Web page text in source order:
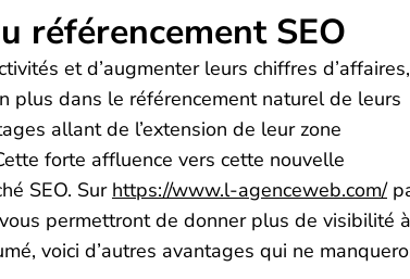
référencement SEO
et d’augmenter leurs chiffres d’affaires,
plus dans le référencement naturel de leurs
allant de l’extension de leur zone
forte affluence vers cette nouvelle
SEO. Sur https://www.l-agenceweb.com/
permettront de donner plus de visibilité à
voici d’autres avantages qui ne